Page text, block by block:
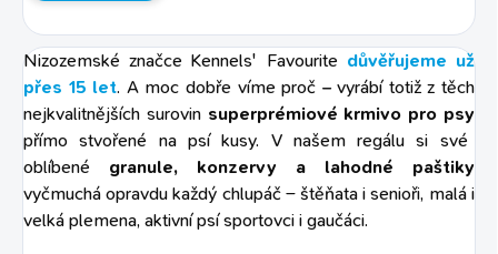
Nizozemské značce Kennels' Favourite důvěřujeme už
přes 15 let. A moc dobře víme proč – vyrábí totiž z těch
nejkvalitnějších surovin superprémiové krmivo pro psy
přímo stvořené na psí kusy. V našem regálu si své
oblíbené granule, konzervy a lahodné paštiky
vyčmuchá opravdu každý chlupáč – štěňata i senioři, malá i
velká plemena, aktivní psí sportovci i gaučáci.